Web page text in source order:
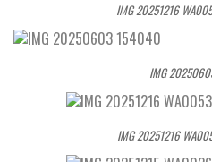
IMG 20251216
IMG
IMG 20251216